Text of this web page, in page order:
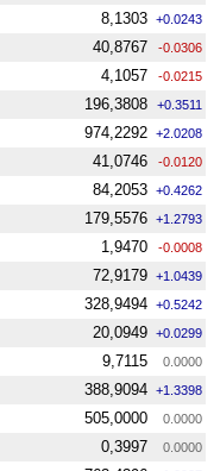
8,1303 +0.0243
40,8767 -0.0306
4,1057 -0.0215
196,3808 +0.3511
974,2292 +2.0208
41,0746 -0.0120
84,2053 +0.4262
179,5576 +1.2793
1,9470 -0.0008
72,9179 +1.0439
328,9494 +0.5242
20,0949 +0.0299
9,7115 0.0000
388,9094 +1.3398
505,0000 0.0000
0,3997 0.0000